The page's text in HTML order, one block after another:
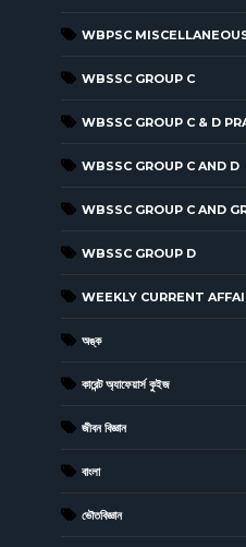
WBPSC
WBSSC GROUP C
WBSSC GROUP C & D
WBSSC GROUP C AND D
WBSSC GROUP C AND
WBSSC GROUP D
WEEKLY CURRENT
অঙ্ক
কারেন্ট অ্যাফেয়ার্স কুইজ
জীবন বিজ্ঞান
বাংলা
ভৌতবিজ্ঞান